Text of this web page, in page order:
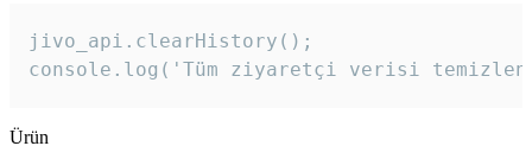
jivo_api.clearHistory();
console.log('Tüm ziyaretçi verisi
Ürün